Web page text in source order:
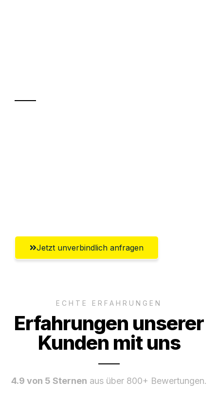
Jetzt unverbindlich anfragen
ECHTE ERFAHRUNGEN
Erfahrungen unserer
Kunden mit uns
4.9 von 5 Sternen aus über 800+ Bewertungen.